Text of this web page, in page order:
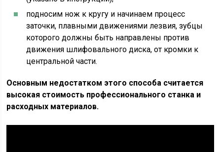
подносим нож к кругу и начинаем процесс
заточки, плавными движениями лезвия, зубцы
которого должны быть направлены против
движения шлифовального диска, от кромки к
центральной части.
Основным недостатком этого способа считается
высокая стоимость профессионального станка и
расходных материалов.